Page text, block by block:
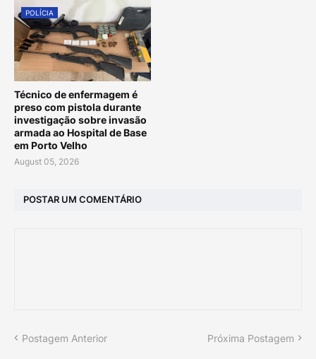
POLÍCIA
Técnico de enfermagem é
preso com pistola durante
investigação sobre invasão
armada ao Hospital de Base
em Porto Velho
August 05, 2026
POSTAR UM COMENTÁRIO
Postagem Anterior Próxima Postagem